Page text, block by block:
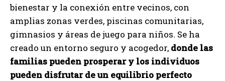
bienestar y la conexión entre vecinos, con
amplias zonas verdes, piscinas comunitarias,
gimnasios y áreas de juego para niños. Se ha
creado un entorno seguro y acogedor, donde las
familias pueden prosperar y los individuos
pueden disfrutar de un equilibrio perfecto